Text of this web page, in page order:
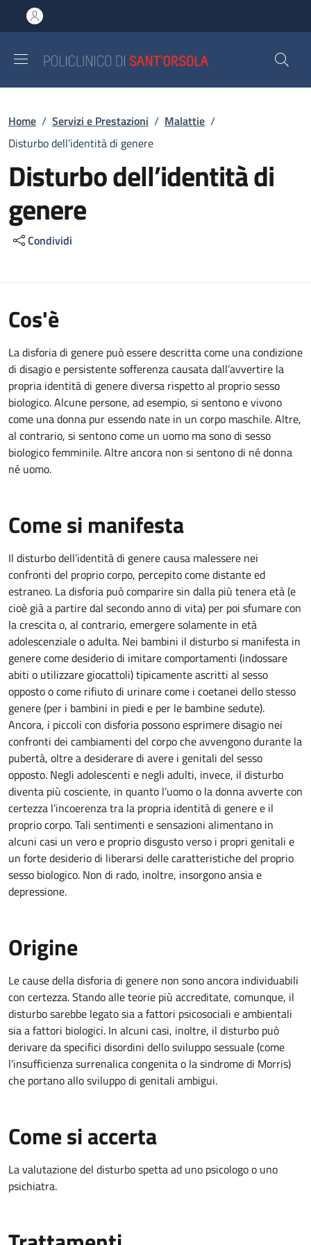
al contenuto principale
to footer content
Briciole di pane
Home / Servizi e Prestazioni / Malattie /
Disturbo dell’identità di genere
Disturbo dell’identità di
genere
Condividi
Cos'è
La disforia di genere può essere descritta come una condizione
di disagio e persistente sofferenza causata dall’avvertire la
propria identità di genere diversa rispetto al proprio sesso
biologico. Alcune persone, ad esempio, si sentono e vivono
come una donna pur essendo nate in un corpo maschile. Altre,
al contrario, si sentono come un uomo ma sono di sesso
biologico femminile. Altre ancora non si sentono di né donna
né uomo.
Come si manifesta
Il disturbo dell’identità di genere causa malessere nei
confronti del proprio corpo, percepito come distante ed
estraneo. La disforia può comparire sin dalla più tenera età (e
cioè già a partire dal secondo anno di vita) per poi sfumare con
la crescita o, al contrario, emergere solamente in età
adolescenziale o adulta. Nei bambini il disturbo si manifesta in
genere come desiderio di imitare comportamenti (indossare
abiti o utilizzare giocattoli) tipicamente ascritti al sesso
opposto o come rifiuto di urinare come i coetanei dello stesso
genere (per i bambini in piedi e per le bambine sedute).
Ancora, i piccoli con disforia possono esprimere disagio nei
confronti dei cambiamenti del corpo che avvengono durante la
pubertà, oltre a desiderare di avere i genitali del sesso
opposto. Negli adolescenti e negli adulti, invece, il disturbo
diventa più cosciente, in quanto l’uomo o la donna avverte con
certezza l’incoerenza tra la propria identità di genere e il
proprio corpo. Tali sentimenti e sensazioni alimentano in
alcuni casi un vero e proprio disgusto verso i propri genitali e
un forte desiderio di liberarsi delle caratteristiche del proprio
sesso biologico. Non di rado, inoltre, insorgono ansia e
depressione.
Origine
Le cause della disforia di genere non sono ancora individuabili
con certezza. Stando alle teorie più accreditate, comunque, il
disturbo sarebbe legato sia a fattori psicosociali e ambientali
sia a fattori biologici. In alcuni casi, inoltre, il disturbo può
derivare da specifici disordini dello sviluppo sessuale (come
l’insufficienza surrenalica congenita o la sindrome di Morris)
che portano allo sviluppo di genitali ambigui.
Come si accerta
La valutazione del disturbo spetta ad uno psicologo o uno
psichiatra.